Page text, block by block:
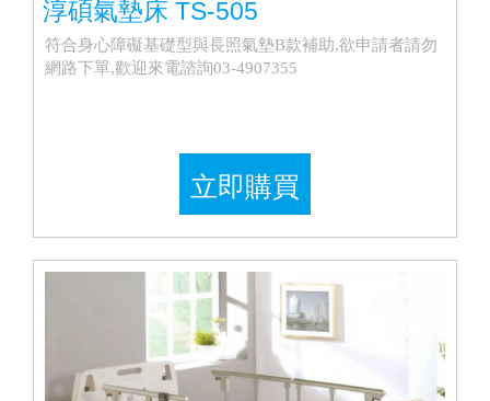
淳碩氣墊床 TS-505
符合身心障礙基礎型與長照氣墊B款補助,欲申請者請勿
網路下單,歡迎來電諮詢03-4907355
立即購買